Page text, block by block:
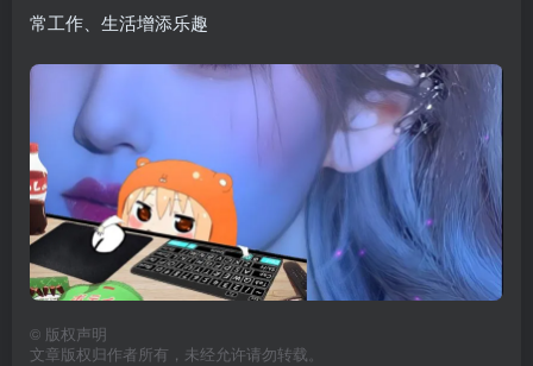
常工作、生活增添乐趣
© 版权声明
文章版权归作者所有，未经允许请勿转载。